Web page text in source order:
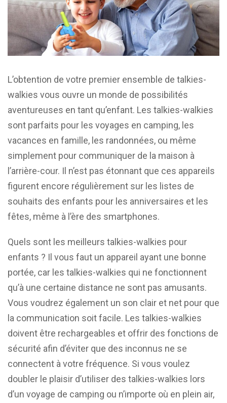
L’obtention de votre premier ensemble de talkies-
walkies vous ouvre un monde de possibilités
aventureuses en tant qu’enfant. Les talkies-walkies
sont parfaits pour les voyages en camping, les
vacances en famille, les randonnées, ou même
simplement pour communiquer de la maison à
l’arrière-cour. Il n’est pas étonnant que ces appareils
figurent encore régulièrement sur les listes de
souhaits des enfants pour les anniversaires et les
fêtes, même à l’ère des smartphones.
Quels sont les meilleurs talkies-walkies pour
enfants ? Il vous faut un appareil ayant une bonne
portée, car les talkies-walkies qui ne fonctionnent
qu’à une certaine distance ne sont pas amusants.
Vous voudrez également un son clair et net pour que
la communication soit facile. Les talkies-walkies
doivent être rechargeables et offrir des fonctions de
sécurité afin d’éviter que des inconnus ne se
connectent à votre fréquence. Si vous voulez
doubler le plaisir d’utiliser des talkies-walkies lors
d’un voyage de camping ou n’importe où en plein air,